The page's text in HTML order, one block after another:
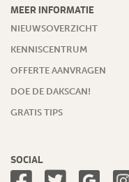
MEER INFORMATIE
NIEUWSOVERZICHT
KENNISCENTRUM
OFFERTE AANVRAGEN
DOE DE DAKSCAN!
GRATIS TIPS
SOCIAL